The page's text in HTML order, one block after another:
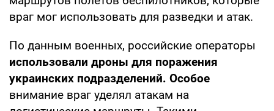
враг мог использовать для разведки и атак.
По данным военных, российские операторы
использовали дроны для поражения
украинских подразделений. Особое
внимание враг уделял атакам на